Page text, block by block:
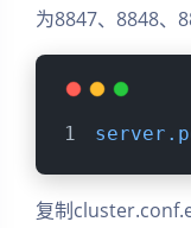
为8847、8848、
复制